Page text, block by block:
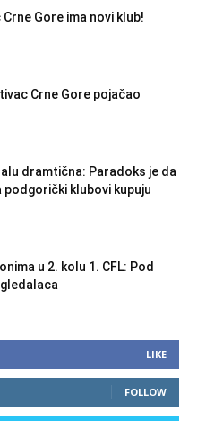
Gore ima novi klub!
Crne Gore pojačao
dramtična: Paradoks je da
klubovi kupuju
u 2. kolu 1. CFL: Pod
LIKE
FOLLOW